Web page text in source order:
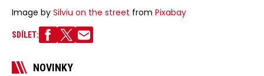
Image by Silviu on the street from Pixabay
SDÍLET:
NOVINKY